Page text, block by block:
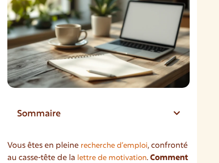
Sommaire
Vous êtes en pleine recherche d’emploi, confronté
au casse-tête de la lettre de motivation.Comment